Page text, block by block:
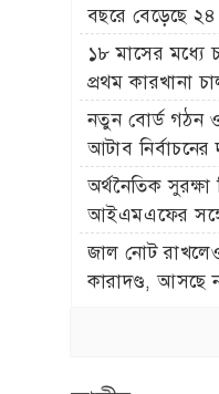
বছরে বেড়েছে
১৮ মাসের মধ্যে
প্রথম কারখানা
নতুন বোর্ড গঠন
আটাব নির্বাচনের
অর্থনৈতিক সুরক্ষা
আইএমএফের
অর্থমন্ত্রী
জাল নোট
কারাদণ্ড,